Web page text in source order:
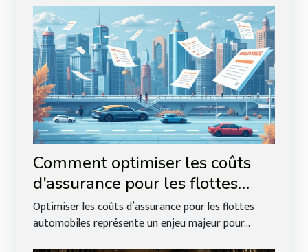
Comment optimiser les coûts
d'assurance pour les flottes
automobiles ?
Optimiser les coûts d’assurance pour les flottes
automobiles représente un enjeu majeur pour...